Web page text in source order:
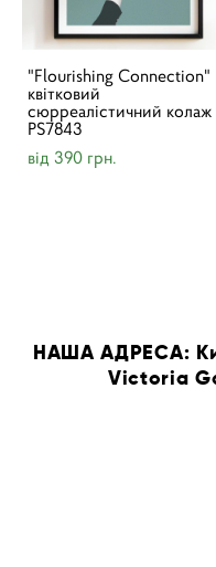
"Flourishing Connection"
квітковий
сюрреалістичний колаж
PS7843
від 390 грн.
НАША АДРЕСА:
Victoria